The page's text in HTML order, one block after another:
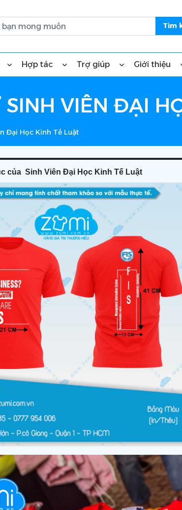
Hợp tác Trợ giúp Giới thiệu
VIÊN ĐẠI
Đại Học Kinh Tế Luật
của Sinh Viên Đại Học Kinh Tế Luật